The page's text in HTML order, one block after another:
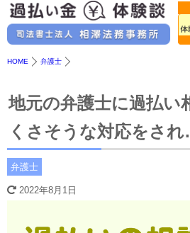
HOME 弁護士
地元の弁護士に過払い
くさそうな対応をさ
弁護士
2022年8月1日